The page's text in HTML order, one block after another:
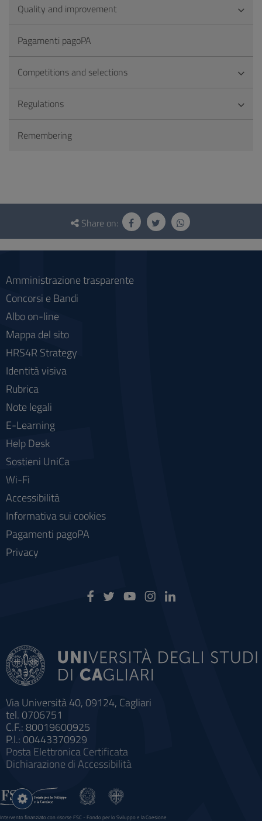
Quality and improvement
Pagamenti pagoPA
Competitions and selections
Regulations
Remembering
Questionnaire
social
Share on:
Via Università 40, 09124, Cagliari
tel. 0706751
C.F.: 80019600925
P.I.: 00443370929
Posta Elettronica Certificata
Dichiarazione di Accessibilità
Amministrazione trasparente
Concorsi e Bandi
Albo on-line
Mappa del sito
HRS4R Strategy
Identità visiva
Rubrica
Note legali
E-Learning
Help Desk
Sostieni UniCa
Wi-Fi
Accessibilità
Informativa sui cookies
Pagamenti pagoPA
Privacy
Intervento finanziato con risorse FSC - Fondo per lo Sviluppo e la Coesione
Sistema informatico gestionale integrato a supporto della didattica e della ricerca e potenziamento dei servizi online
Impostazioni
cookie